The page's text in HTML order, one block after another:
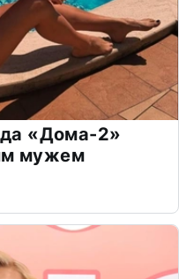
«Дома-2»
мужем